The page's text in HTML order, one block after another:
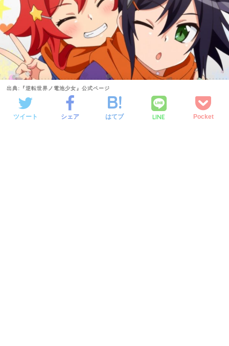
出典:『逆転世界ノ電池少女』公式ページ
ツイート シェア はてブ LINE Pocket